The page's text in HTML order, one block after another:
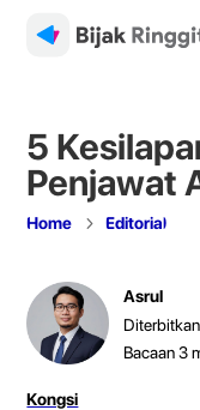
5
Penjawat
Home 5 Editorial
Asrul
Bacaan3
Kongsi